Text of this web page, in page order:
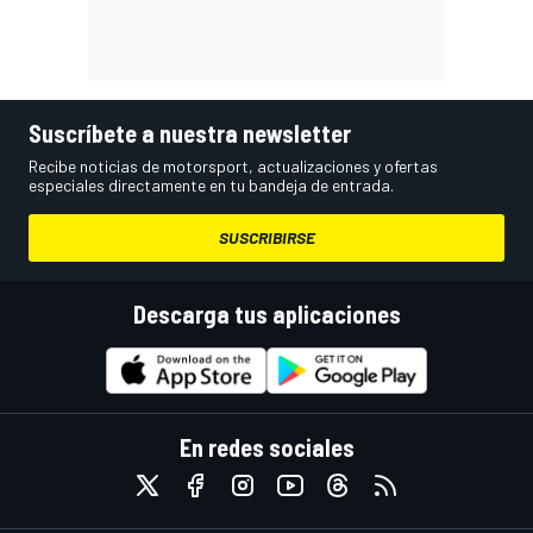
Suscríbete a nuestra newsletter
Recibe noticias de motorsport, actualizaciones y ofertas
especiales directamente en tu bandeja de entrada.
SUSCRIBIRSE
Descarga tus aplicaciones
En redes sociales